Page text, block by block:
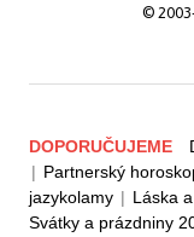
©
DOPORUČUJEME
| Partnerský
jazykolamy | Láska
Svátky a prázdniny